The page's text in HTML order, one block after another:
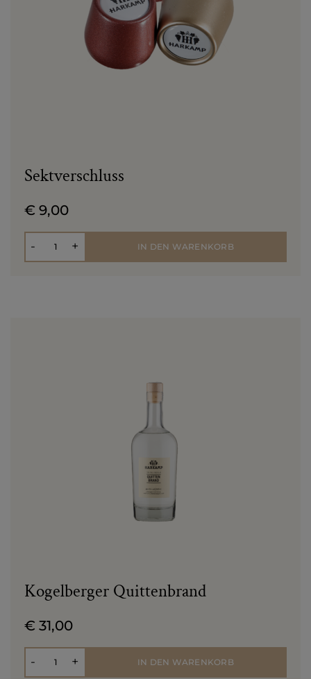
Sektverschluss
€ 9,00
-
Anzahl + IN DEN WARENKORB
Kogelberger Quittenbrand
€ 31,00
-
Anzahl + IN DEN WARENKORB